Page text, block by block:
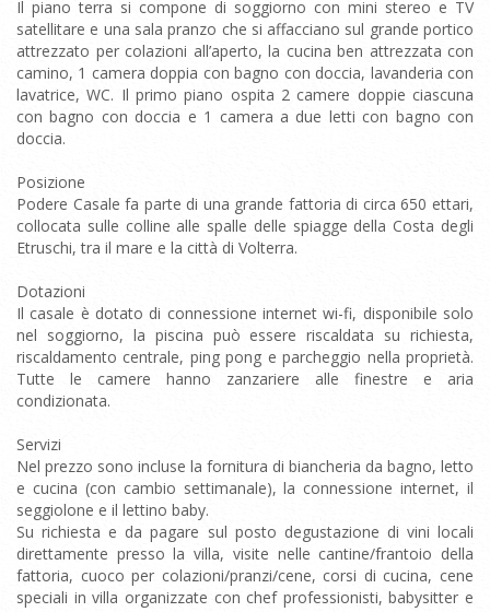
Il piano terra si compone di soggiorno con mini stereo e TV
satellitare e una sala pranzo che si affacciano sul grande portico
attrezzato per colazioni all’aperto, la cucina ben attrezzata con
camino, 1 camera doppia con bagno con doccia, lavanderia con
lavatrice, WC. Il primo piano ospita 2 camere doppie ciascuna
con bagno con doccia e 1 camera a due letti con bagno con
doccia.
Posizione
Podere Casale fa parte di una grande fattoria di circa 650 ettari,
collocata sulle colline alle spalle delle spiagge della Costa degli
Etruschi, tra il mare e la città di Volterra.
Dotazioni
Il casale è dotato di connessione internet wi-fi, disponibile solo
nel soggiorno, la piscina può essere riscaldata su richiesta,
riscaldamento centrale, ping pong e parcheggio nella proprietà.
Tutte le camere hanno zanzariere alle finestre e aria
condizionata.
Servizi
Nel prezzo sono incluse la fornitura di biancheria da bagno, letto
e cucina (con cambio settimanale), la connessione internet, il
seggiolone e il lettino baby.
Su richiesta e da pagare sul posto degustazione di vini locali
direttamente presso la villa, visite nelle cantine/frantoio della
fattoria, cuoco per colazioni/pranzi/cene, corsi di cucina, cene
speciali in villa organizzate con chef professionisti, babysitter e